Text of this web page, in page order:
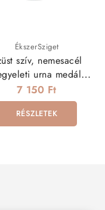
ÉkszerSziget
szív, nemesacél
urna medál
nyakláncon
7 150 Ft
RÉSZLETEK